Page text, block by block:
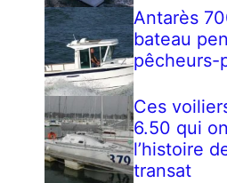
Antarès
bateau
pêcheurs-
Ces
6.50 qui
l’histoire
transat